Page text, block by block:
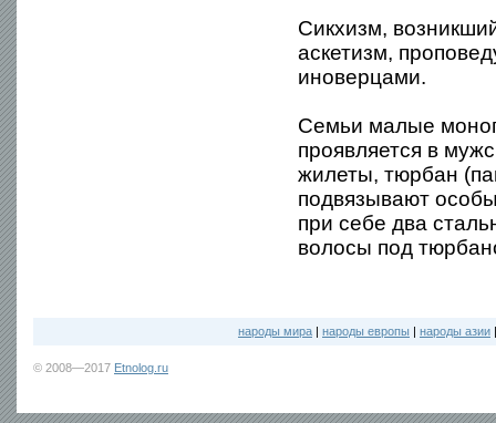
Сикхизм,
аскетизм,
иноверцами.
Семьи малые
проявляется в
жилеты, тюрбан
подвязывают
при себе два
волосы под
народы мира | народы европы | народы азии
© 2008—2017 Etnolog.ru